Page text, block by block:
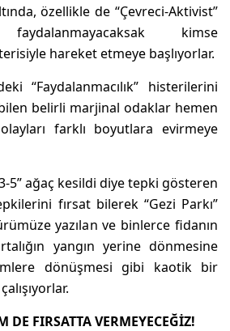
özellikle de “Çevreci-Aktivist”
kimse
hareket etmeye başlıyorlar.
“Faydalanmacılık” histerilerini
belirli marjinal odaklar hemen
farklı boyutlara evirmeye
5” ağaç kesildi diye tepki gösteren
fırsat bilerek “Gezi Parkı”
yazılan ve binlerce fidanın
yangın yerine dönmesine
dönüşmesi gibi kaotik bir
FIRSATTA VERMEYECEĞİZ!